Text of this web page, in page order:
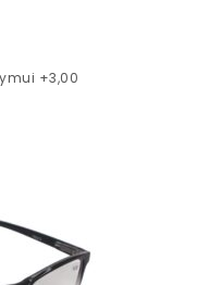
+3,00